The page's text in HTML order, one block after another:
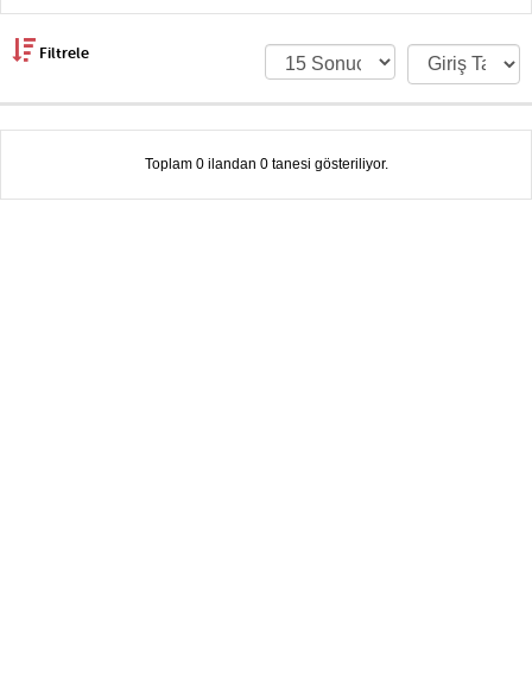
Filtrele
Toplam 0 ilandan 0 tanesi gösteriliyor.